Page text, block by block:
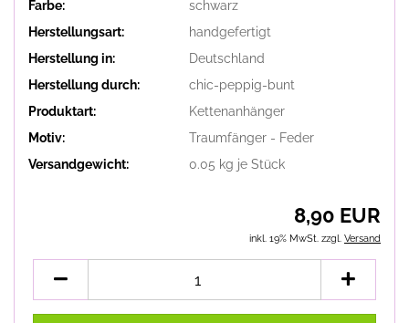
Farbe:
schwarz
Herstellungsart:
handgefertigt
Herstellung in:
Deutschland
Herstellung durch:
chic-peppig-bunt
Produktart:
Kettenanhänger
Motiv:
Traumfänger - Feder
Versandgewicht:
0.05 kg je Stück
8,90 EUR
inkl. 19% MwSt. zzgl. Versand